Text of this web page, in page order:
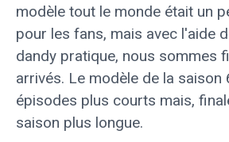
modèle tout le monde était un
pour les fans, mais avec l'aide
dandy pratique, nous sommes
arrivés. Le modèle de la saison
épisodes plus courts mais,
saison plus longue.